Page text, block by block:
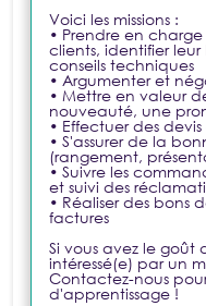
Voici les missions :
• Prendre en
clients, identifier
conseils techniques
• Argumenter et
• Mettre en valeur
nouveauté, une
• Effectuer des
• S'assurer de la
(rangement,
• Suivre les
et suivi des
• Réaliser des bons
factures
Si vous avez le
intéressé(e) par un
Contactez-nous
d'apprentissage !